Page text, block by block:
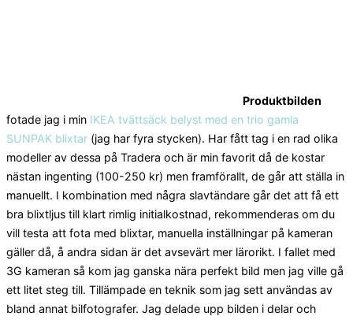
Produktbilden
fotade jag i min IKEA tvättsäck belyst med en trio gamla
SUNPAK blixtar (jag har fyra stycken). Har fått tag i en rad olika
modeller av dessa på Tradera och är min favorit då de kostar
nästan ingenting (100-250 kr) men framförallt, de går att ställa in
manuellt. I kombination med några slavtändare går det att få ett
bra blixtljus till klart rimlig initialkostnad, rekommenderas om du
vill testa att fota med blixtar, manuella inställningar på kameran
gäller då, å andra sidan är det avsevärt mer lärorikt. I fallet med
3G kameran så kom jag ganska nära perfekt bild men jag ville gå
ett litet steg till. Tillämpade en teknik som jag sett användas av
bland annat bilfotografer. Jag delade upp bilden i delar och